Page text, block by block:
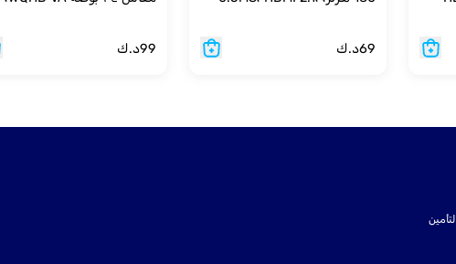
69د.ك
99د.ك
اتبعت أحدث التقنيات في شهادات SSL لتأمين